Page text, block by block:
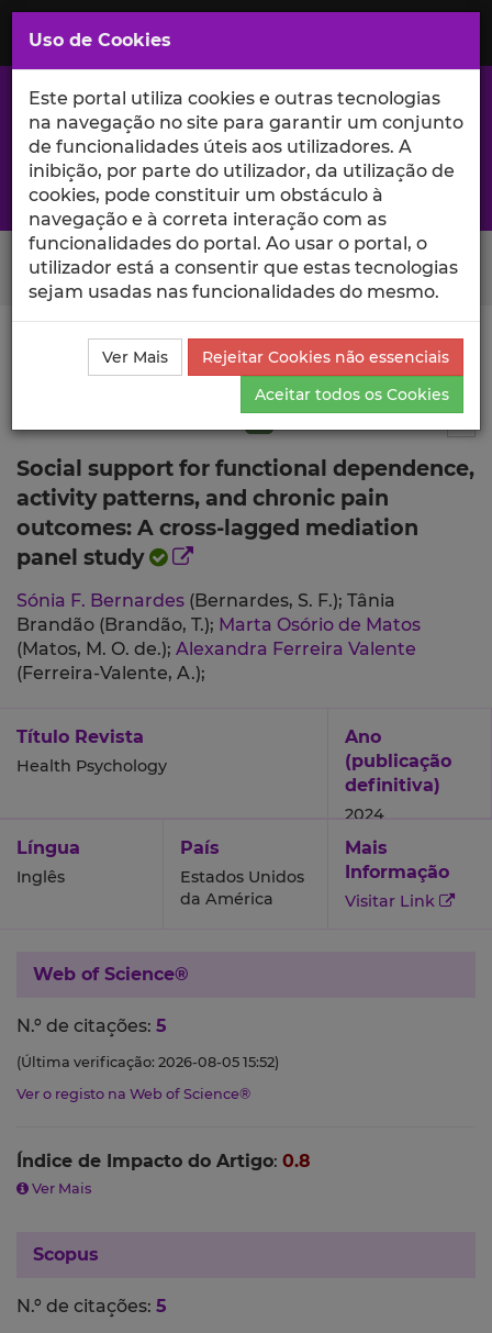
Saltar
para
Conteúdo
Principal
A excelência da investigação e ciência no Iscte
Search Button
Ciência_Iscte Publicações
Descrição Detalhada da
Publicação
Social support for functional dependence,
activity patterns, and chronic pain
outcomes: A cross-lagged mediation
panel study
Sónia F. Bernardes (Bernardes, S. F.); Tânia
Brandão (Brandão, T.); Marta Osório de Matos
(Matos, M. O. de.); Alexandra Ferreira Valente
(Ferreira-Valente, A.);
Título Revista
Health Psychology
Ano
(publicação
definitiva)
2024
Língua
Inglês
País
Estados Unidos
da América
Mais
Informação
Visitar Link
Web of Science®
N.º de citações: 5
(Última verificação: 2026-08-05 15:52)
Ver o registo na Web of Science®
Índice de Impacto do Artigo: 0.8
Ver Mais
Scopus
N.º de citações: 5
Uso de Cookies
Este portal utiliza cookies e outras tecnologias
na navegação no site para garantir um conjunto
de funcionalidades úteis aos utilizadores. A
inibição, por parte do utilizador, da utilização de
cookies, pode constituir um obstáculo à
navegação e à correta interação com as
funcionalidades do portal. Ao usar o portal, o
utilizador está a consentir que estas tecnologias
sejam usadas nas funcionalidades do mesmo.
Ver Mais
Rejeitar Cookies não essenciais
Aceitar todos os Cookies